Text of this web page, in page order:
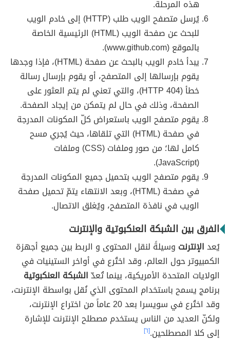
هذه المرحلة.
يُرسل متصفح الويب طلب (HTTP) إلى خادم الويب
للبحث عن صفحة الويب (HTML) الرئيسية الخاصة
بالموقع (www.github.com).
يبدأ خادم الويب بالبحث عن صفحة (HTML)، فإذا وجدها
يقوم بإرسالها إلى المتصفح، أو يقوم بإرسال رسالة
خطأ (HTTP 404)، والتي تعني لم يتم العثور على
الصفحة، وذلك في حال لم يتمكن من إيجاد الصفحة.
يقوم متصفح الويب باستعراض كلّ المكونات المدرجة
في صفحة (HTML) التي تلقاها، حيث يُجري مسح
كامل لها؛ من صور وملفات (CSS) وملفات
(JavaScript).
يقوم متصفح الويب بتحميل جميع المكونات المدرجة
في صفحة (HTML)، وبعد الانتهاء يتمّ تحميل صفحة
الويب في نافذة المتصفح، ويُغلق الاتصال.
الفرق بين الشبكة العنكبوتية والإنترنت
يُعدالإنترنت وسيلةً لنقل المحتوى و الربط بين جميع أجهزة
الكمبيوتر حول العالم، وقد اختُرع في أواخر الستينيات في
الولايات المتحدة الأمريكية، بينما تُعدّالشبكة العنكبوتية
برنامج يسمح باستخدام المحتوى الذي نُقل بواسطة الإنترنت،
وقد اختُرع في سويسرا بعد 20 عاماً من اختراع الإنترنت،
ولكنّ العديد من الناس يستخدم مصطلح الإنترنت للإشارة
إلى كلا المصطلحين.[٦]